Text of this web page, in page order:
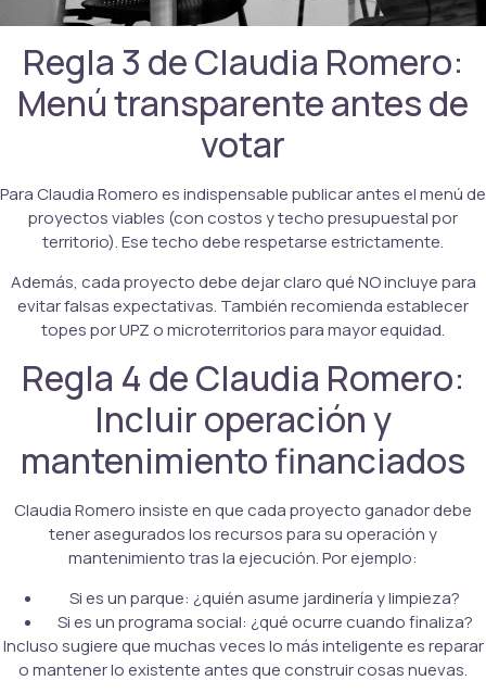
Regla 3 de Claudia Romero:
Menú transparente antes de
votar
Para Claudia Romero es indispensable publicar antes el menú de
proyectos viables (con costos y techo presupuestal por
territorio). Ese techo debe respetarse estrictamente.
Además, cada proyecto debe dejar claro qué NO incluye para
evitar falsas expectativas. También recomienda establecer
topes por UPZ o microterritorios para mayor equidad.
Regla 4 de Claudia Romero:
Incluir operación y
mantenimiento financiados
Claudia Romero insiste en que cada proyecto ganador debe
tener asegurados los recursos para su operación y
mantenimiento tras la ejecución. Por ejemplo:
Si es un parque: ¿quién asume jardinería y limpieza?
Si es un programa social: ¿qué ocurre cuando finaliza?
Incluso sugiere que muchas veces lo más inteligente es reparar
o mantener lo existente antes que construir cosas nuevas.